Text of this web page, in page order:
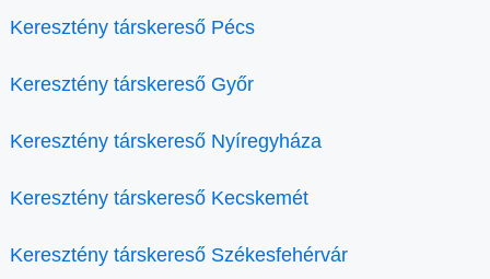
Keresztény társkereső Pécs
Keresztény társkereső Győr
Keresztény társkereső Nyíregyháza
Keresztény társkereső Kecskemét
Keresztény társkereső Székesfehérvár